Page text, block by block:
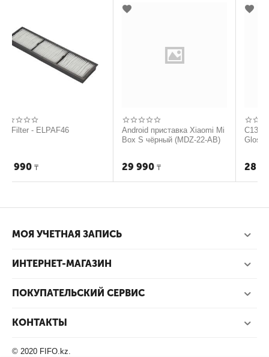
- ELPAF46
Android приставка Xiaomi Mi
Box S чёрный (MDZ-22-AB)
29 990 ₸
C13S042091
Glossy Photo
28 990 ₸
МОЯ УЧЕТНАЯ ЗАПИСЬ
ИНТЕРНЕТ-МАГАЗИН
ПОКУПАТЕЛЬСКИЙ СЕРВИС
КОНТАКТЫ
© 2020 FIFO.kz.